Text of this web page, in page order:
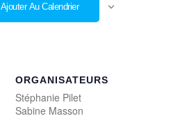
Ajouter Au Calendrier
ORGANISATEURS
Stéphanie Pilet
Sabine Masson